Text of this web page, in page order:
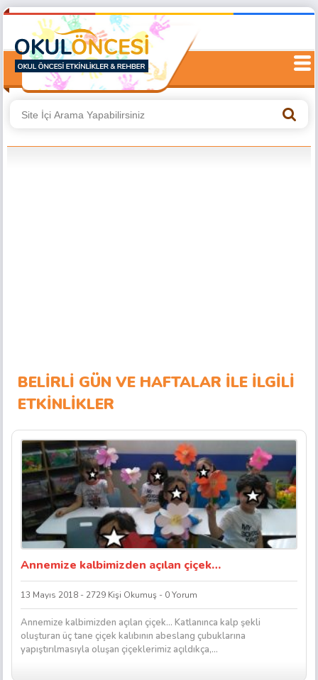
BELİRLİ GÜN VE HAFTALAR İLE İLGİLİ
ETKİNLİKLER
Annemize kalbimizden açılan çiçek…
13 Mayıs 2018 - 2729 Kişi Okumuş - 0 Yorum
Annemize kalbimizden açılan çiçek… Katlanınca kalp şekli
oluşturan üç tane çiçek kalıbının abeslang çubuklarına
yapıştırılmasıyla oluşan çiçeklerimiz açıldıkça,...